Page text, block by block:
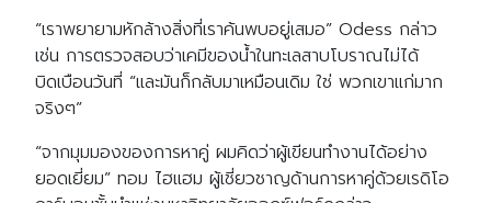
“เราพยายามหักล้างสิ่งที่เราค้นพบอยู่เสมอ” Odess กล่าว
เช่น การตรวจสอบว่าเคมีของน้ำในทะเลสาบโบราณไม่ได้
บิดเบือนวันที่ “และมันก็กลับมาเหมือนเดิม ใช่ พวกเขาแก่มาก
จริงๆ”
“จากมุมมองของการหาคู่ ผมคิดว่าผู้เขียนทำงานได้อย่าง
ยอดเยี่ยม” ทอม ไฮแฮม ผู้เชี่ยวชาญด้านการหาคู่ด้วยเรดิโอ